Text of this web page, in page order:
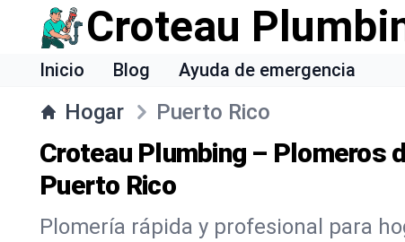
Croteau
Inicio Blog Ayuda de emergencia
Hogar Puerto Rico
Croteau Plumbing – Plomeros
Puerto Rico
Plomería rápida y profesional para